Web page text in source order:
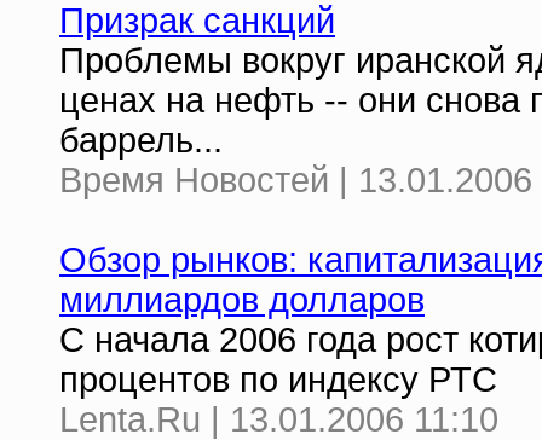
Призрак санкций
Проблемы вокруг иранской
ценах на нефть -- они снова
баррель...
Время Новостей | 13.01.2006
Обзор рынков:
миллиардов долларов
С начала 2006 года рост
процентов по индексу РТС
Lenta.Ru | 13.01.2006 11:10